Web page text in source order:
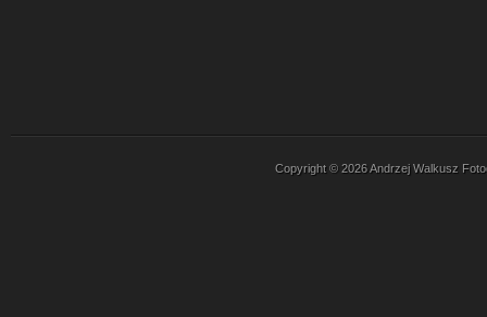
Copyright © 2026 Andrzej Walkusz